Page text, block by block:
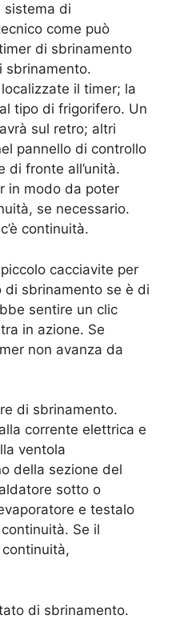
sistema di
come può
di sbrinamento
sbrinamento.
il timer; la
tipo di frigorifero. Un
sul retro; altri
pannello di controllo
di fronte all’unità.
in modo da poter
se necessario.
continuità.
cacciavite per
di sbrinamento se è di
sentire un clic
in azione. Se
non avanza da
di sbrinamento.
corrente elettrica e
ventola
della sezione del
sotto o
e testalo
Se il
di sbrinamento.